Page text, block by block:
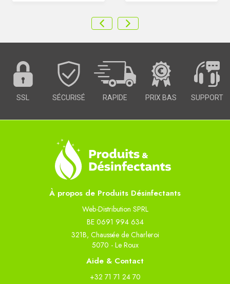
SSL SÉCURISÉ RAPIDE PRIX BAS SUPPORT
À propos de Produits Désinfectants
Web-Distribution SPRL
BE 0691 994 634
321B, Chaussée de Charleroi
5070 - Le Roux
Aide & Contact
+32 71 71 24 70